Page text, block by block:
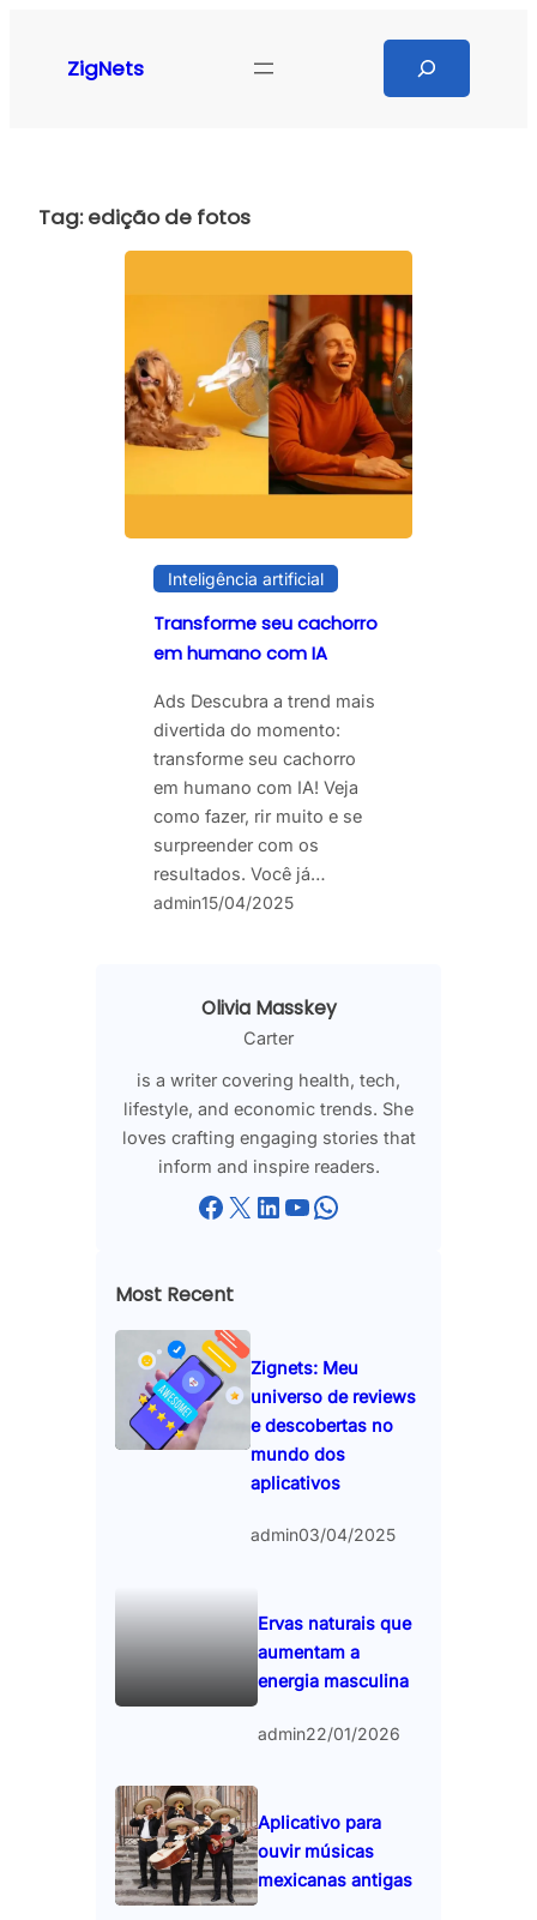
ZigNets
Tag:edição de fotos
Inteligência artificial
Transforme seu cachorro
em humano com IA
Ads Descubra a trend mais
divertida do momento:
transforme seu cachorro
em humano com IA! Veja
como fazer, rir muito e se
surpreender com os
resultados. Você já…
admin15/04/2025
Olivia Masskey
Carter
is a writer covering health, tech,
lifestyle, and economic trends. She
loves crafting engaging stories that
inform and inspire readers.
Facebook X LinkedIn YouTube WhatsApp
Most Recent
Zignets: Meu
universo de reviews
e descobertas no
mundo dos
aplicativos
admin03/04/2025
Ervas naturais que
aumentam a
energia masculina
admin22/01/2026
Aplicativo para
ouvir músicas
mexicanas antigas